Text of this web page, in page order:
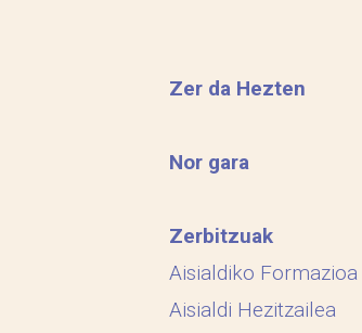
Zer da Hezten
Nor gara
Zerbitzuak
Aisialdiko Formazioa
Aisialdi Hezitzailea